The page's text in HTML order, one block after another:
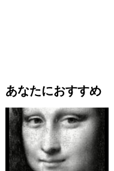
あなたにおすすめ